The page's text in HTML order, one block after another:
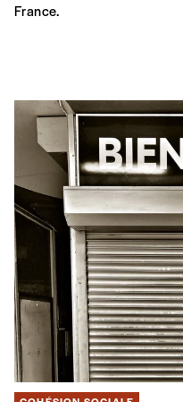
France.